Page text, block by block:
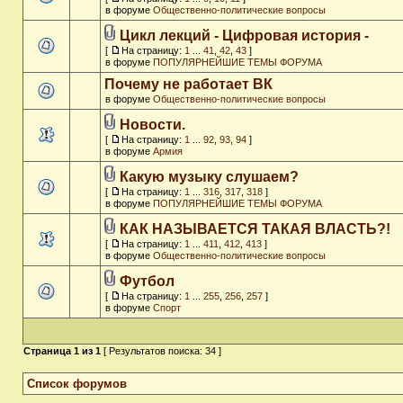
в форуме Общественно-политические вопросы
Цикл лекций - Цифровая история -
[ На страницу: 1 41 42 43 ]
в форуме ПОПУЛЯРНЕЙШИЕ ТЕМЫ ФОРУМА
Почему не работает ВК
в форуме Общественно-политические вопросы
Новости.
[ На страницу: 1 92 93 94 ]
в форуме Армия
Какую музыку слушаем?
[ На страницу: 1 316 317 318 ]
в форуме ПОПУЛЯРНЕЙШИЕ ТЕМЫ ФОРУМА
КАК НАЗЫВАЕТСЯ ТАКАЯ ВЛАСТЬ?!
[ На страницу: 1 411 412 413 ]
в форуме Общественно-политические вопросы
Футбол
[ На страницу: 1 255 256 257 ]
в форуме Спорт
Страница 1 из 1 [ Результатов поиска: 34 ]
Список форумов